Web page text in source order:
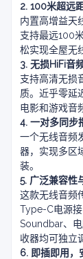
2. 100米超远
内置高增益天
支持最远100
松实现全屋无
3. 无损HiFi音
支持高清无损
质。近乎零延
电影和游戏音
4. 一对多同步
一个无线音频
器，实现多区
装。
5. 广泛兼容性
这款无线音频
Type-C电源接
Soundbar、
收器均可独立
6. 即插即用，